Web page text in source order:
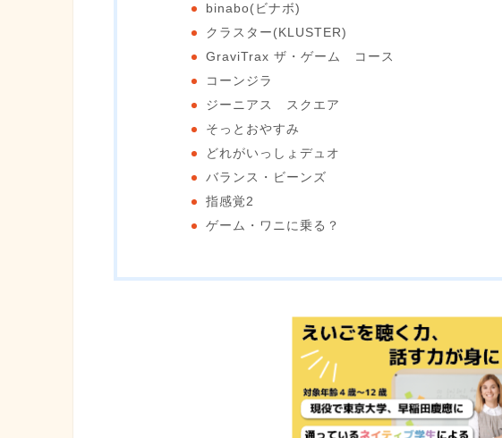
binabo(ビナボ)
クラスター(KLUSTER)
GraviTrax ザ・ゲーム コース
コーンジラ
ジーニアス スクエア
そっとおやすみ
どれがいっしょデュオ
バランス・ビーンズ
指感覚2
ゲーム・ワニに乗る？